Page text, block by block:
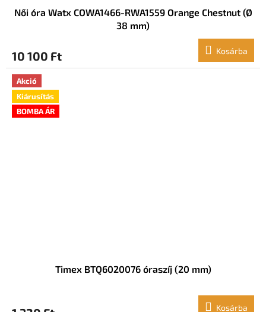
Női óra Watx COWA1466-RWA1559 Orange Chestnut (Ø
38 mm)
10 100 Ft Kosárba
Akció
Kiárusítás
BOMBA ÁR
Timex BTQ6020076 óraszíj (20 mm)
Kosárba